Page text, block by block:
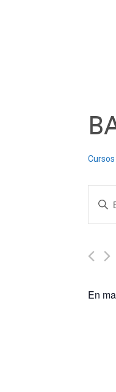
Cursos
de
y
Busca
para
En